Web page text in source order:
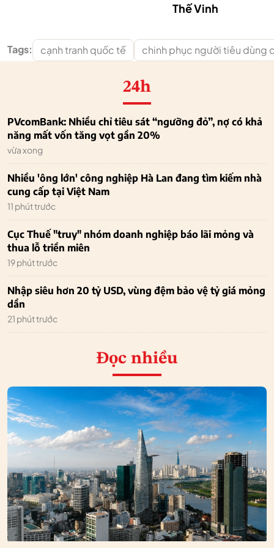
Thế Vinh
Tags: cạnh tranh quốc tế chinh phục người tiêu dùng
24h
PVcomBank: Nhiều chỉ tiêu sát “ngưỡng đỏ”, nợ có khả
năng mất vốn tăng vọt gần 20%
vừa xong
Nhiều 'ông lớn' công nghiệp Hà Lan đang tìm kiếm nhà
cung cấp tại Việt Nam
11 phút trước
Cục Thuế "truy" nhóm doanh nghiệp báo lãi mỏng và
thua lỗ triền miên
19 phút trước
Nhập siêu hơn 20 tỷ USD, vùng đệm bảo vệ tỷ giá mỏng
dần
21 phút trước
Đọc nhiều